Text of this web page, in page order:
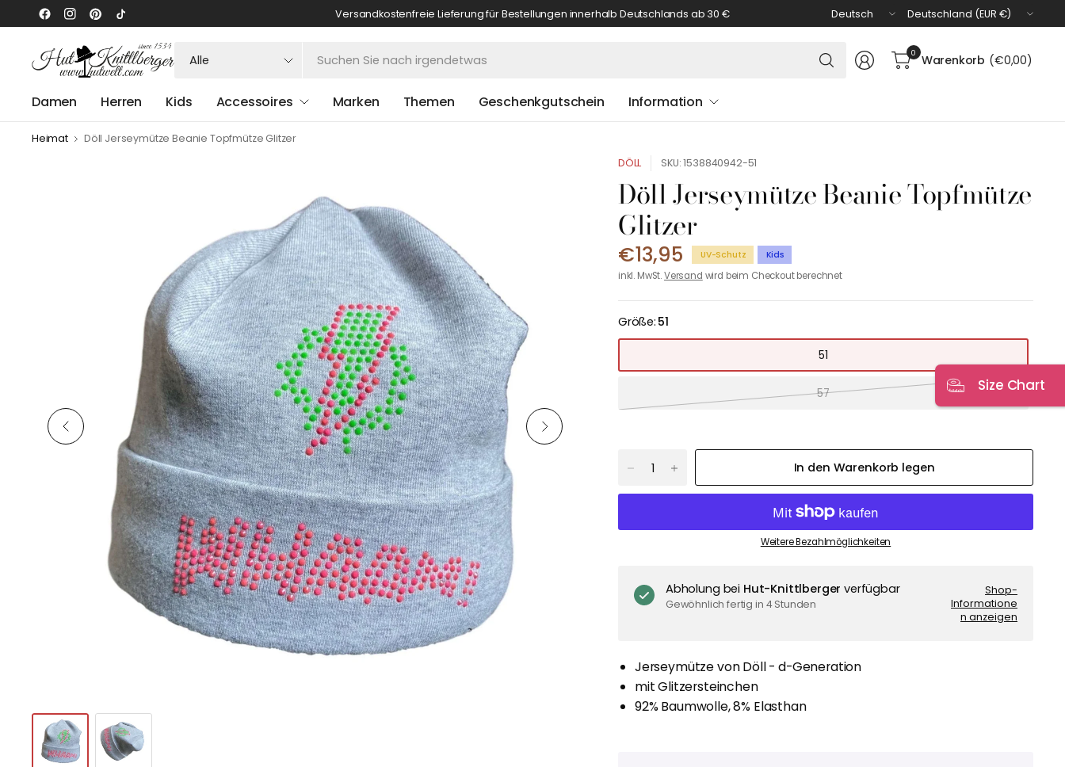
Versandkostenfreie Lieferung für Bestellungen innerhalb Deutschlands ab 30 €
Land/Region
aktualisieren
Land/Region
aktualisieren
Suchen
Sie
Sie
irgendetwas
0 Warenkorb (€0,00)
Damen Herren Kids Accessoires Marken Themen Geschenkgutschein Information
Heimat
Döll Jerseymütze Beanie Topfmütze Glitzer
DÖLL
SKU: 1538840942-51
Döll Jerseymütze Beanie Topfmütze
Glitzer
€13,95 UV-Schutz Kids
inkl. MwSt.Versand wird beim Checkout berechnet
Größe: 51
51
57
In den Warenkorb legen
Weitere Bezahlmöglichkeiten
Abholung bei Hut-Knittlberger verfügbar
Gewöhnlich fertig in 4 Stunden
Shop-
Informatione
n anzeigen
Jerseymütze von Döll - d-Generation
mit Glitzersteinchen
92% Baumwolle, 8% Elasthan
Size Chart